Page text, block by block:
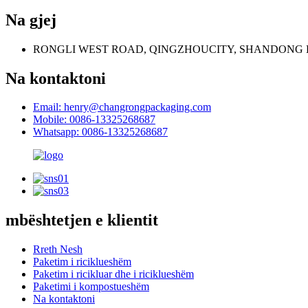
Na gjej
RONGLI WEST ROAD, QINGZHOUCITY, SHANDONG
Na kontaktoni
Email: henry@changrongpackaging.com
Mobile: 0086-13325268687
Whatsapp: 0086-13325268687
mbështetjen e klientit
Rreth Nesh
Paketim i riciklueshëm
Paketim i ricikluar dhe i riciklueshëm
Paketimi i kompostueshëm
Na kontaktoni